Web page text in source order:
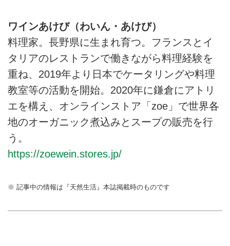
ワインあけび（わいん・あけび）
料理家。長野県に生まれ育つ。フランスとイ
タリアのレストランで働きながら料理経験を
重ね、2019年より日本でケータリングや料理
教室等の活動を開始。2020年に鎌倉にアトリ
エを構え、オンラインストア「zoe」で世界各
地のオーガニック煮込みとスープの販売を行
う。
https://zoewein.stores.jp/
※ 記事中の情報は『天然生活』本誌掲載時のものです